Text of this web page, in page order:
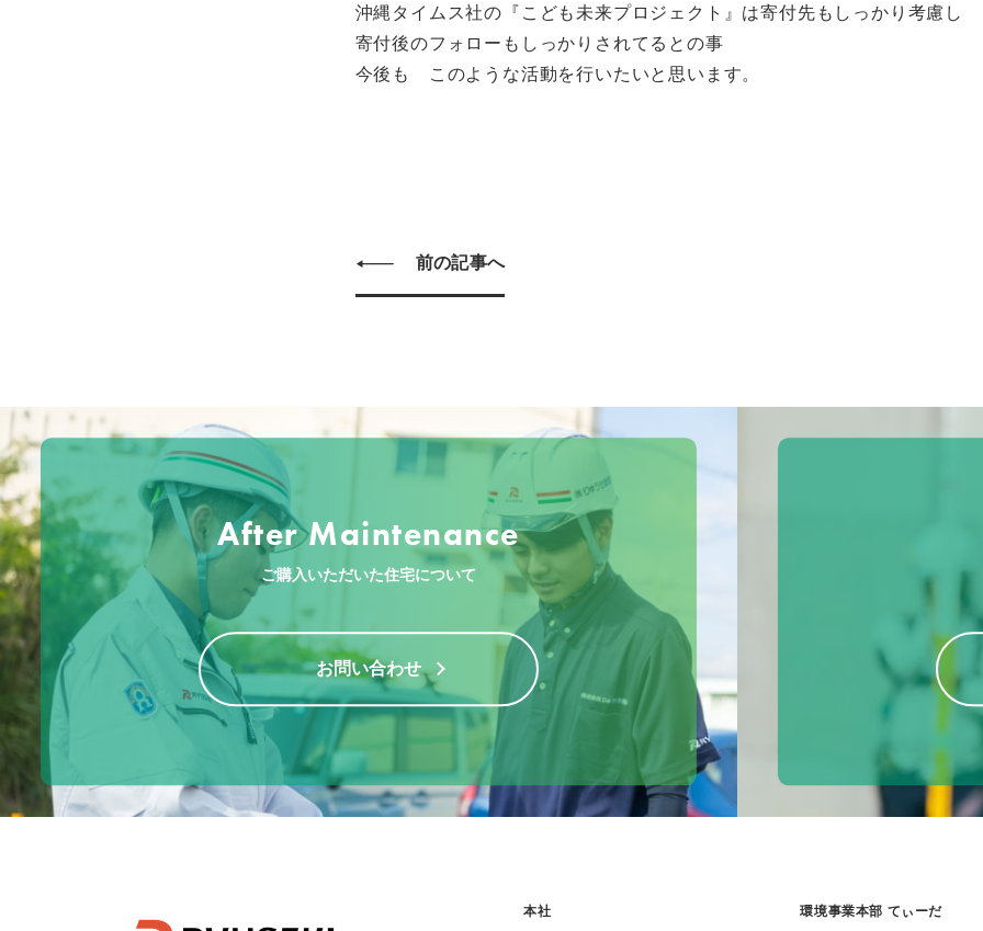
沖縄タイムス社の『こども未来プロジェクト』は寄付先もしっかり考慮し
寄付後のフォローもしっかりされてるとの事
今後も このような活動を行いたいと思います。
前の記事へ
After Maintenance
ご購入いただいた住宅について
お問い合わせ
本社 環境事業本部 てぃーだ